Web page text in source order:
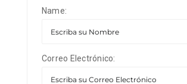
Name:
Correo Electrónico: